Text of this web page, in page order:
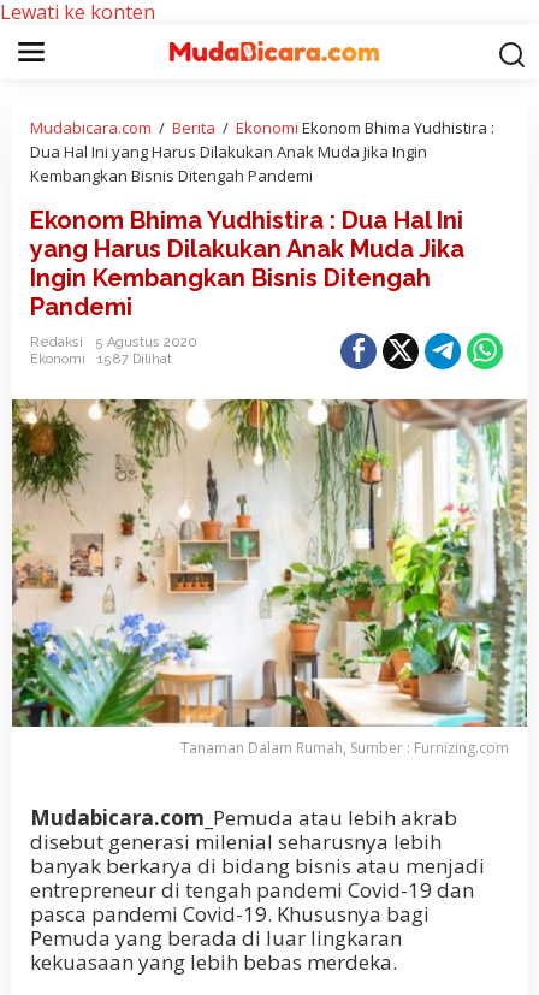
Lewati ke konten
Mudabicara.com / Berita / Ekonomi Ekonom Bhima Yudhistira :
Dua Hal Ini yang Harus Dilakukan Anak Muda Jika Ingin
Kembangkan Bisnis Ditengah Pandemi
Ekonom Bhima Yudhistira : Dua Hal Ini
yang Harus Dilakukan Anak Muda Jika
Ingin Kembangkan Bisnis Ditengah
Pandemi
Redaksi
5 Agustus 2020
Ekonomi
1587 Dilihat
Tanaman Dalam Rumah, Sumber : Furnizing.com
Mudabicara.com_ Pemuda atau lebih akrab
disebut generasi milenial seharusnya lebih
banyak berkarya di bidang bisnis atau menjadi
entrepreneur di tengah pandemi Covid-19 dan
pasca pandemi Covid-19. Khususnya bagi
Pemuda yang berada di luar lingkaran
kekuasaan yang lebih bebas merdeka.